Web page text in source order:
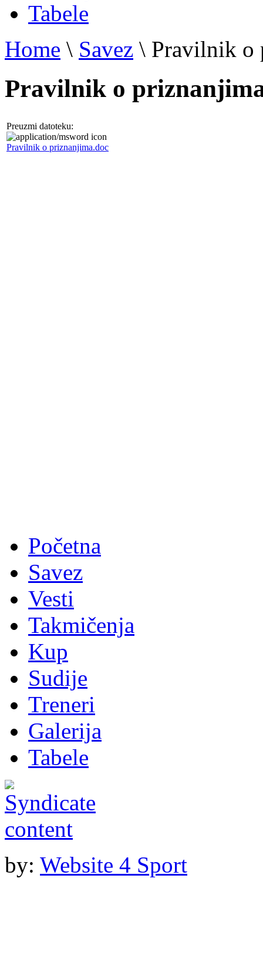
Tabele
Home \ Savez \ Pravilnik o
Pravilnik o
Preuzmi datoteku:
Pravilnik o priznanjima.doc
Početna
Savez
Vesti
Takmičenja
Kup
Sudije
Treneri
Galerija
Tabele
by: Website 4 Sport